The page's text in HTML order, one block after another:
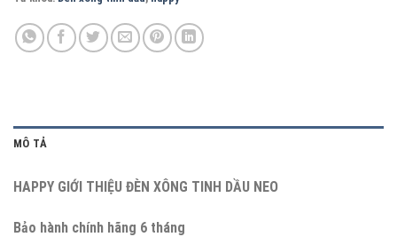
MÔ TẢ
HAPPY GIỚI THIỆU ĐÈN XÔNG TINH DẦU NEO
Bảo hành chính hãng 6 tháng